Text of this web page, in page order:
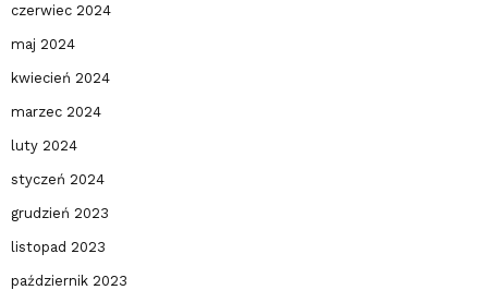
czerwiec 2024
maj 2024
kwiecień 2024
marzec 2024
luty 2024
styczeń 2024
grudzień 2023
listopad 2023
październik 2023